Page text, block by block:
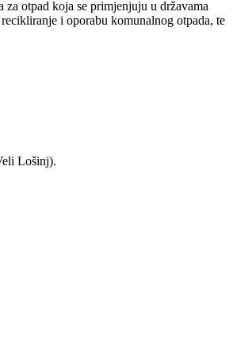
za otpad koja se primjenjuju u državama
i oporabu komunalnog otpada, te
Lošinj).